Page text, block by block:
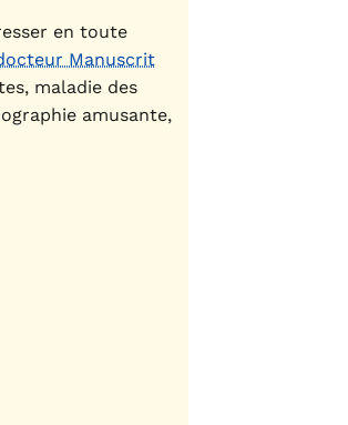
en toute
Manuscrit
maladie des
amusante,